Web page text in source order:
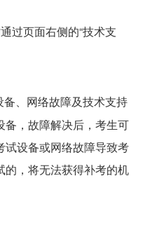
过页面右侧的“技术支
、网络故障及技术支持
备，故障解决后，考生可
试设备或网络故障导致考
的，将无法获得补考的机